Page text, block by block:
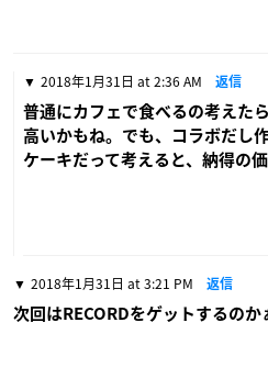
2018年1月31日 at 2:36 AM 返信
普通にカフェで食べるの考えた
高いかもね。でも、コラボだし
ケーキだって考えると、納得の
2018年1月31日 at 3:21 PM 返信
次回はRECORDをゲットするの